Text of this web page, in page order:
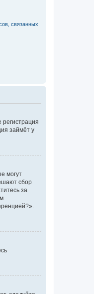
связанных
займёт у
могут
сбор
за